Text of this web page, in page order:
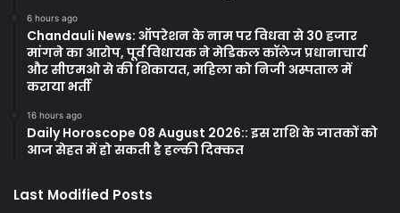
6 hours ago
Chandauli News: ऑपरेशन के नाम पर विधवा से 30 हजार
मांगने का आरोप, पूर्व विधायक ने मेडिकल कॉलेज प्रधानाचार्य
और सीएमओ से की शिकायत, महिला को निजी अस्पताल में
कराया भर्ती
16 hours ago
Daily Horoscope 08 August 2026:: इस राशि के जातकों को
आज सेहत में हो सकती है हल्की दिक्कत
Last Modified Posts